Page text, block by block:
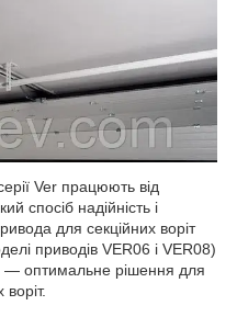
Ver працюють від
спосіб надійність і
для секційних воріт
приводів VER06 і VER08)
— оптимальне рішення для